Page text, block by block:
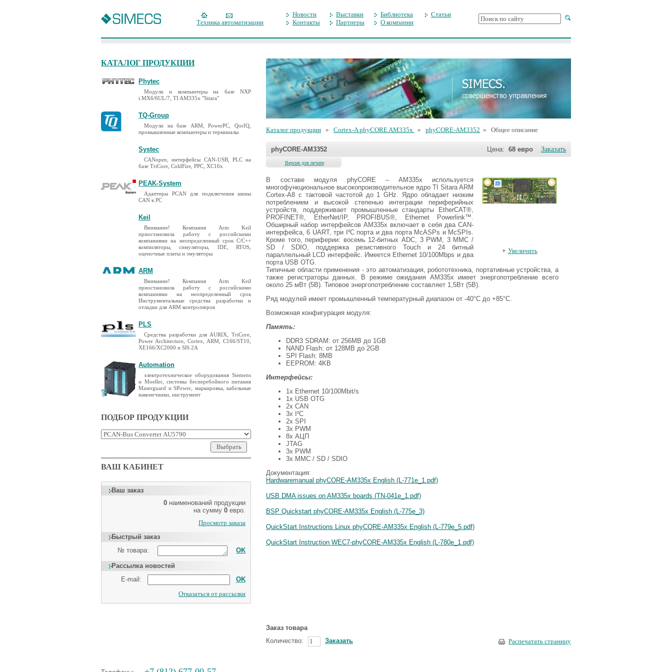
Техника автоматизации
Новости Выставки Библиотека
Статьи
Контакты
Партнеры О компании
КАТАЛОГ ПРОДУКЦИИ
Phytec
Модули и компьютеры на базе NXP
i.MX6/6UL/7, TI AM335x "Sitara"
TQ-Group
Модули на базе ARM, PowerPC, QorIQ,
промышленные компьютеры и терминалы
Systec
CANopen, интерфейсы CAN-USB, PLC на
базе TriCore, ColdFire, PPC, XC16x
PEAK-System
Адаптеры PCAN для подключения шины
CAN к PC
Keil
Внимание! Компания Arm Keil
приостановила работу с российскими
компаниями на неопределенный срок C/C++
компиляторы, симуляторы, IDE, RTOS,
оценочные платы и эмуляторы
ARM
Внимание! Компания Arm Keil
приостановила работу с российскими
компаниями на неопределенный срок
Инструментальные средства разработки и
отладки для ARM контроллеров
PLS
Средства разработки для AURIX, TriCore,
Power Architecture, Cortex, ARM, C166/ST10,
XE166/XC2000 и SH-2A
Automation
электротехническое оборудования Siemens
и Moeller, системы бесперебойного питания
Maserguard и SPower, маркировка, кабельные
наконечники, инструмент
ПОДБОР ПРОДУКЦИИ
ВАШ КАБИНЕТ
Ваш заказ
0 наименований продукции
на сумму 0 евро.
Просмотр заказа
Быстрый заказ
№ товара:
OK
Рассылка новостей
E-mail:
OK
Отказаться от рассылки
Каталог продукции » Cortex-A phyCORE AM335x » phyCORE-AM3352 » Общее описание
phyCORE-AM3352 Цена: 68 евро Заказать
Версия для печати
+ Увеличить
В составе модуля phyCORE – AM335x используется
многофункциональное высокопроизводительное ядро TI Sitara ARM
Cortex-A8 с тактовой частотой до 1 GHz. Ядро обладает низким
потреблением и высокой степенью интеграции периферийных
устройств, поддерживает промышленные стандарты EtherCAT®,
PROFINET®, EtherNet/IP, PROFIBUS®, Ethernet Powerlink™.
Обширный набор интерфейсов AM335x включает в себя два CAN-
интерфейса, 6 UART, три I²C порта и два порта McASPs и McSPIs.
Кроме того, периферии: восемь 12-битных ADC, 3 PWM, 3 MMC /
SD / SDIO, поддержка резистивного Touch и 24 битный
параллельный LCD интерфейс. Имеется Ethernet 10/100Mbps и два
порта USB OTG.
Типичные области применения - это автоматизация, робототехника, портативные устройства, а
также регистраторы данных. В режиме ожидания AM335x имеет энергопотребление всего
около 25 мВт (5В). Типовое энергопотребление составляет 1,5Вт (5В).
Ряд модулей имеет промышленный температурный диапазон от -40°C до +85°C.
Возможная конфигурация модуля:
Память:
DDR3 SDRAM: от 256MB до 1GB
NAND Flash: от 128MB до 2GB
SPI Flash: 8MB
EEPROM: 4KB
Интерфейсы:
1x Ethernet 10/100Mbit/s
1x USB OTG
2x CAN
3x I²C
2x SPI
3x PWM
8x АЦП
JTAG
3x PWM
3x MMC / SD / SDIO
Документация:
Hardwaremanual phyCORE-AM335x English (L-771e_1.pdf)
USB DMA issues on AM335x boards (TN-041e_1.pdf)
BSP Quickstart phyCORE-AM335x English (L-775e_3)
QuickStart Instructions Linux phyCORE-AM335x English (L-779e_5.pdf)
QuickStart Instruction WEC7-phyCORE-AM335x English (L-780e_1.pdf)
Заказ товара
Количество:
Заказать Распечатать страницу